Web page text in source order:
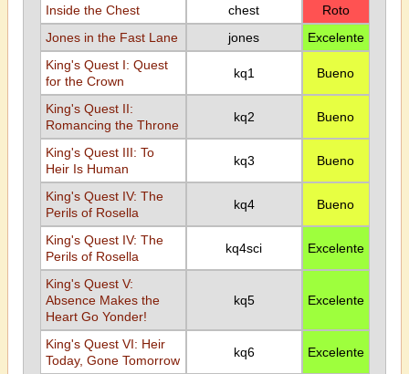
Inside the Chest chest
Roto
Jones in the Fast Lane
jones
Excelente
King's Quest I: Quest
for the Crown
kq1 Bueno
King's Quest II:
Romancing the Throne
kq2 Bueno
King's Quest III: To
Heir Is Human
kq3 Bueno
King's Quest IV: The
Perils of Rosella
kq4 Bueno
King's Quest IV: The
Perils of Rosella
kq4sci Excelente
King's Quest V:
Absence Makes the
Heart Go Yonder!
kq5 Excelente
King's Quest VI: Heir
Today, Gone Tomorrow
kq6 Excelente